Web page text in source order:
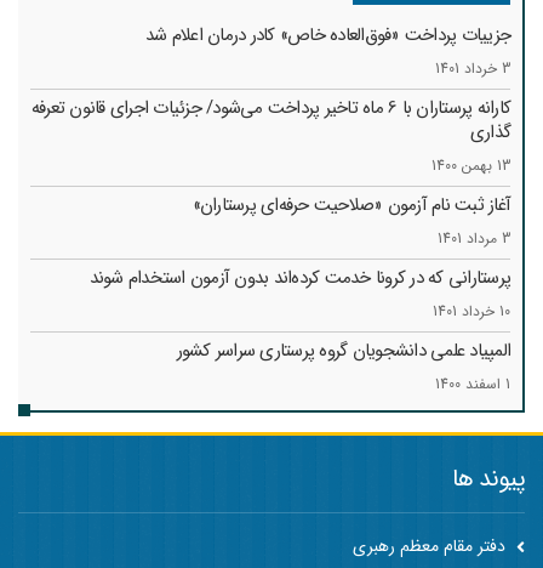
جزییات پرداخت «فوق‌العاده خاص» کادر درمان اعلام شد
3 خرداد 1401
کارانه‌ پرستاران با 6 ماه تاخیر پرداخت می‌شود/ جزئیات اجرای قانون تعرفه
گذاری
13 بهمن 1400
آغاز ثبت نام آزمون «صلاحیت حرفه‌ای پرستاران»
3 مرداد 1401
پرستارانی که در کرونا خدمت کرد‌ه‌اند بدون آزمون استخدام شوند
10 خرداد 1401
المپیاد علمی دانشجویان گروه پرستاری سراسر کشور
1 اسفند 1400
پیوند ها
دفتر مقام معظم رهبری